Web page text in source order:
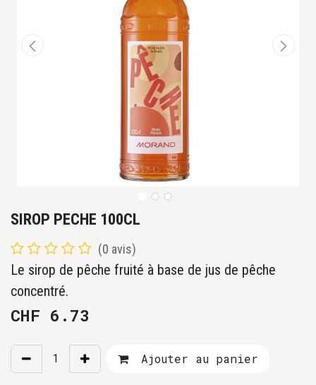
SIROP PECHE 100CL
(0 avis)
Le sirop de pêche fruité à base de jus de pêche
concentré.
CHF 6.73
Ajouter au panier